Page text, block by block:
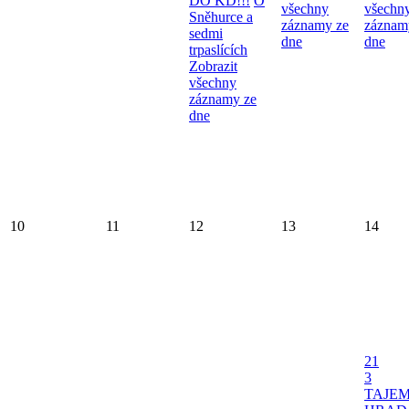
Sněhurce a
sedmi
trpaslících
Zobrazit
všechny
záznamy ze
dne
všechny
záznamy ze
dne
dne
10 11 12 13 14
21
3